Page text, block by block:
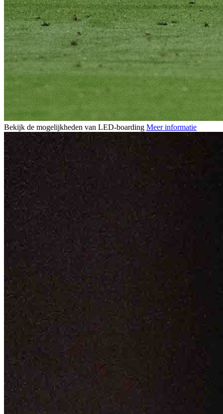
Bekijk de mogelijkheden van LED-boarding Meer informatie